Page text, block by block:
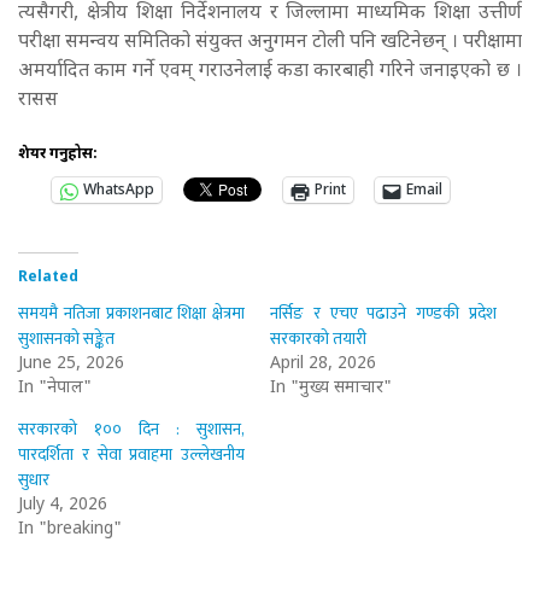
त्यसैगरी, क्षेत्रीय शिक्षा निर्देशनालय र जिल्लामा माध्यमिक शिक्षा उत्तीर्ण
परीक्षा समन्वय समितिको संयुक्त अनुगमन टोली पनि खटिनेछन् । परीक्षामा
अमर्यादित काम गर्ने एवम् गराउनेलाई कडा कारबाही गरिने जनाइएको छ ।
रासस
शेयर गर्नुहोस:
WhatsApp
Print Email
Related
समयमै नतिजा प्रकाशनबाट शिक्षा क्षेत्रमा
सुशासनको सङ्केत
June 25, 2026
In "नेपाल"
नर्सिङ र एचए पढाउने गण्डकी प्रदेश
सरकारको तयारी
April 28, 2026
In "मुख्य समाचार"
सरकारको १०० दिन : सुशासन,
पारदर्शिता र सेवा प्रवाहमा उल्लेखनीय
सुधार
July 4, 2026
In "breaking"